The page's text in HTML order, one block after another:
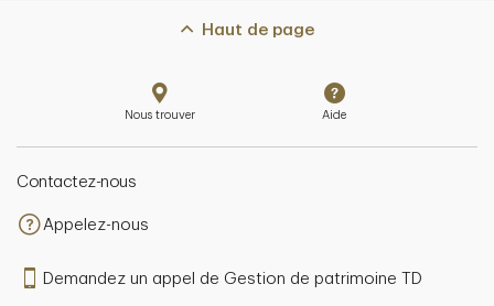
Haut de page
Nous trouver Aide
Contactez-nous
Appelez-nous
Demandez un appel de Gestion de patrimoine TD